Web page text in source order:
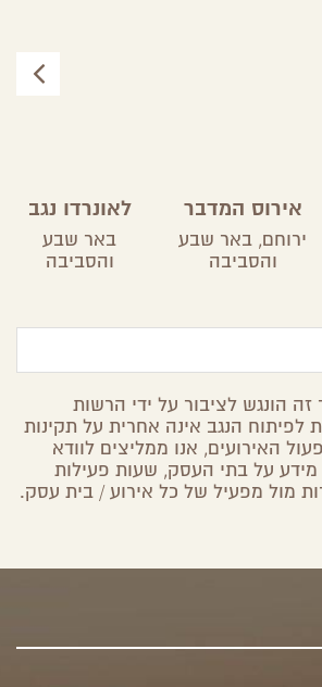
אירוס המדבר
ירוחם, באר שבע
והסביבה
לאונרדו נגב
באר שבע
והסביבה
הונגש לציבור על ידי הרשות
לפיתוח הנגב אינה אחרית על תקינות
האירועים, אנו ממליצים לוודא
מידע על בתי העסק, שעות פעילות
מול מפעיל של כל אירוע / בית עסק.